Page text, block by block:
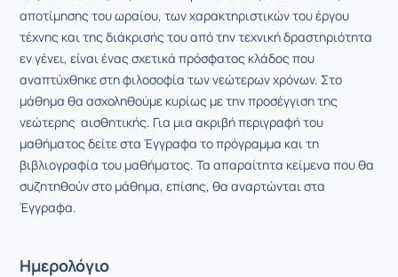
αποτίμησης του ωραίου, των χαρακτηριστικών του έργου
τέχνης και της διάκρισής του από την τεχνική δραστηριότητα
εν γένει, είναι ένας σχετικά πρόσφατος κλάδος που
αναπτύχθηκε στη φιλοσοφία των νεώτερων χρόνων. Στο
μάθημα θα ασχοληθούμε κυρίως με την προσέγγιση της
νεώτερης αισθητικής. Για μια ακριβή περιγραφή του
μαθήματος δείτε στα Έγγραφα το πρόγραμμα και τη
βιβλιογραφία του μαθήματος. Τα απαραίτητα κείμενα που θα
συζητηθούν στο μάθημα, επίσης, θα αναρτώνται στα
Έγγραφα.
Ημερολόγιο